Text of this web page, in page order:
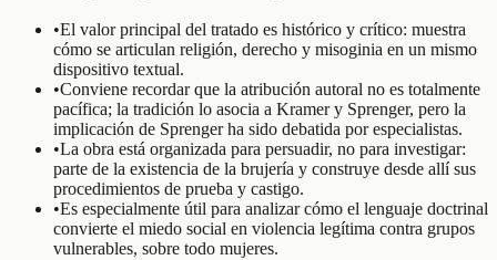
•El valor principal del tratado es histórico y crítico: muestra
cómo se articulan religión, derecho y misoginia en un mismo
dispositivo textual.
•Conviene recordar que la atribución autoral no es totalmente
pacífica; la tradición lo asocia a Kramer y Sprenger, pero la
implicación de Sprenger ha sido debatida por especialistas.
•La obra está organizada para persuadir, no para investigar:
parte de la existencia de la brujería y construye desde allí sus
procedimientos de prueba y castigo.
•Es especialmente útil para analizar cómo el lenguaje doctrinal
convierte el miedo social en violencia legítima contra grupos
vulnerables, sobre todo mujeres.